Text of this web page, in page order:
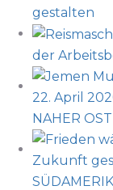
gestalten
der
NAHER